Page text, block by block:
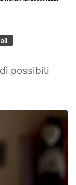
possibili